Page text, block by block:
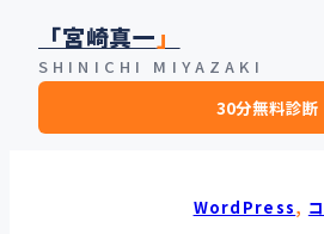
「宮崎真一 」
SHINICHI MIYAZAKI
30分無料診断
WordPress,